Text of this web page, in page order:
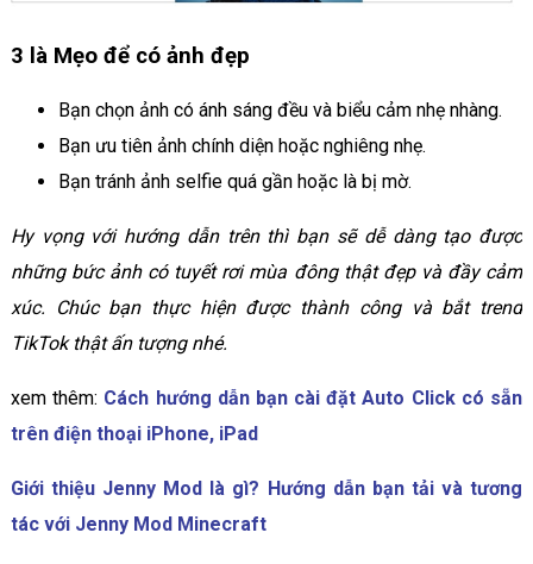
3 là Mẹo để có ảnh đẹp
Bạn chọn ảnh có ánh sáng đều và biểu cảm nhẹ nhàng.
Bạn ưu tiên ảnh chính diện hoặc nghiêng nhẹ.
Bạn tránh ảnh selfie quá gần hoặc là bị mờ.
Hy vọng với hướng dẫn trên thì bạn sẽ dễ dàng tạo được
những bức ảnh có tuyết rơi mùa đông thật đẹp và đầy cảm
xúc. Chúc bạn thực hiện được thành công và bắt trend
TikTok thật ấn tượng nhé.
xem thêm: Cách hướng dẫn bạn cài đặt Auto Click có sẵn
trên điện thoại iPhone, iPad
Giới thiệu Jenny Mod là gì? Hướng dẫn bạn tải và tương
tác với Jenny Mod Minecraft